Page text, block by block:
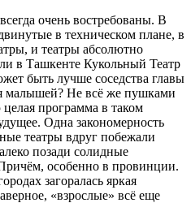
очень востребованы. В
в техническом плане, в
и театры абсолютно
в Ташкенте Кукольный Театр
быть лучше соседства главы
малышей? Не всё же пушками
программа в таком
Одна закономерность
театры вдруг побежали
позади солидные
особенно в провинции.
загоралась яркая
«взрослые» всё еще